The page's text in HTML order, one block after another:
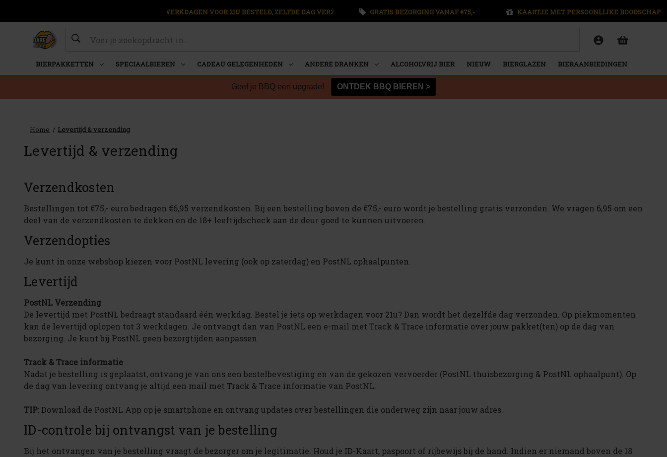
OP WERKDAGEN VOOR 21U BESTELD, ZELFDE DAG VERZONDEN GRATIS BEZORGING VANAF €75,- KAARTJE MET PERSOONLIJKE BOODSCHAP
Zoeken
BIERPAKKETTEN SPECIAALBIEREN CADEAU GELEGENHEDEN ANDERE DRANKEN ALCOHOLVRIJ BIER NIEUW BIERGLAZEN BIERAANBIEDINGEN
Geef je BBQ een upgrade! ONTDEK BBQ BIEREN >
Home Levertijd & verzending
Levertijd & verzending
Verzendkosten
Bestellingen tot €75,- euro bedragen €6,95 verzendkosten. Bij een bestelling boven de €75,- euro wordt je bestelling gratis verzonden. We vragen 6,95 om een
deel van de verzendkosten te dekken en de 18+ leeftijdscheck aan de deur goed te kunnen uitvoeren.
Verzendopties
Je kunt in onze webshop kiezen voor PostNL levering (ook op zaterdag) en PostNL ophaalpunten.
Levertijd
PostNL Verzending
De levertijd met PostNL bedraagt standaard één werkdag. Bestel je iets op werkdagen voor 21u? Dan wordt het dezelfde dag verzonden. Op piekmomenten
kan de levertijd oplopen tot 3 werkdagen. Je ontvangt dan van PostNL een e-mail met Track & Trace informatie over jouw pakket(ten) op de dag van
bezorging. Je kunt bij PostNL geen bezorgtijden aanpassen.
Track & Trace informatie
Nadat je bestelling is geplaatst, ontvang je van ons een bestelbevestiging en van de gekozen vervoerder (PostNL thuisbezorging & PostNL ophaalpunt). Op
de dag van levering ontvang je altijd een mail met Track & Trace informatie van PostNL.
TIP: Download de PostNL App op je smartphone en ontvang updates over bestellingen die onderweg zijn naar jouw adres.
ID-controle bij ontvangst van je bestelling
Bij het ontvangen van je bestelling vraagt de bezorger om je legitimatie. Houd je ID-Kaart, paspoort of rijbewijs bij de hand. Indien er niemand boven de 18